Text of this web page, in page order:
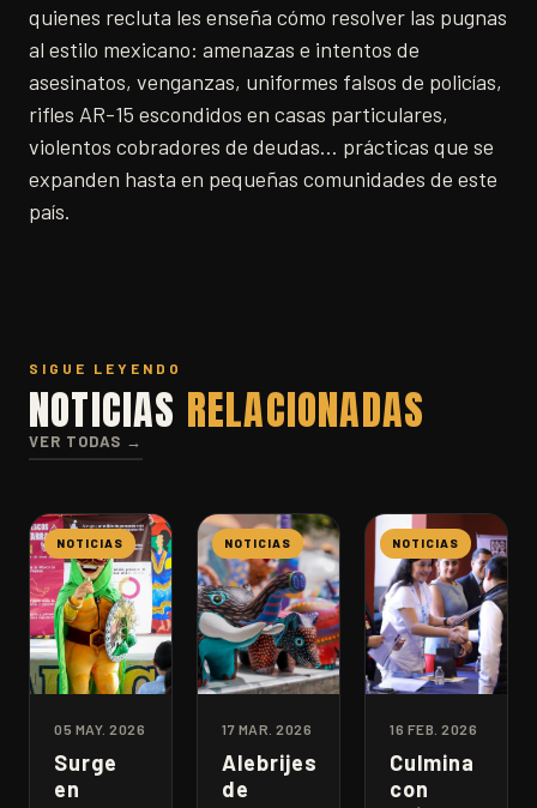
quienes recluta les enseña cómo resolver las pugnas
al estilo mexicano: amenazas e intentos de
asesinatos, venganzas, uniformes falsos de policías,
rifles AR-15 escondidos en casas particulares,
violentos cobradores de deudas… prácticas que se
expanden hasta en pequeñas comunidades de este
país.
SIGUE LEYENDO
NOTICIAS RELACIONADAS
VER TODAS →
NOTICIAS
05 MAY. 2026
Surge
en
NOTICIAS
17 MAR. 2026
Alebrijes
de
NOTICIAS
16 FEB. 2026
Culmina
con